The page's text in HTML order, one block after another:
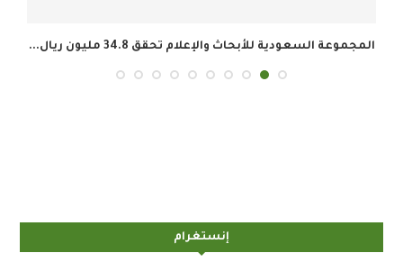
المجموعة السعودية للأبحاث والإعلام تحقق 34.8 مليون ريال...
إنستغرام